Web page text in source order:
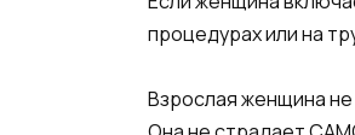
процедурах или на
Взрослая женщина